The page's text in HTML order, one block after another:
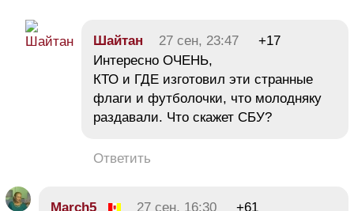
Шайтан 27 сен, 23:47
+17
Интересно ОЧЕНЬ,
КТО и ГДЕ изготовил эти странные
флаги и футболочки, что молодняку
раздавали. Что скажет СБУ?
Ответить
March5 27 сен, 16:30
+61